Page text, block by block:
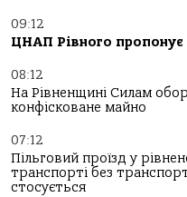
09:12
ЦНАП Рівного пропонує
08:12
На Рівненщині Силам
конфісковане майно
07:12
Пільговий проїзд у
транспорті без
стосується